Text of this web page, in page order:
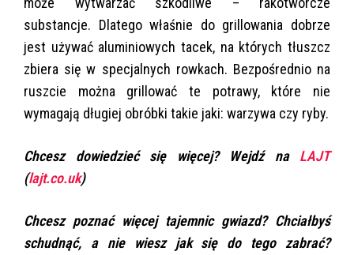
substancje. Dlatego właśnie do grillowania dobrze
jest używać aluminiowych tacek, na których tłuszcz
zbiera się w specjalnych rowkach. Bezpośrednio na
ruszcie można grillować te potrawy, które nie
wymagają długiej obróbki takie jaki: warzywa czy ryby.
Chcesz dowiedzieć się więcej? Wejdź na LAJT
(lajt.co.uk)
Chcesz poznać więcej tajemnic gwiazd? Chciałbyś
schudnąć, a nie wiesz jak się do tego zabrać?